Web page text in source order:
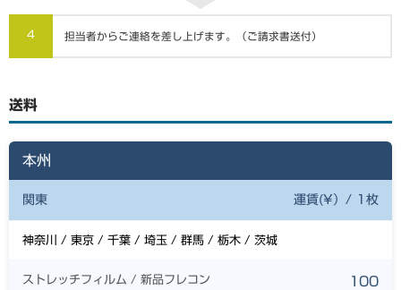
4 担当者からご連絡を差し上げます。（ご請求書送付）
送料
本州
関東 運賃(¥）/ 1枚
神奈川 / 東京 / 千葉 / 埼玉 / 群馬 / 栃木 / 茨城
ストレッチフィルム / 新品フレコン 100